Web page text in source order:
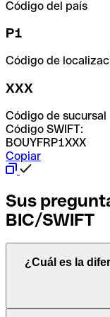
Código del país
P1
Código de
XXX
Código de sucursal
Código SWIFT:
BOUYFRP1XXX
Copiar
Sus
BIC/SWIFT
¿Cuál es la